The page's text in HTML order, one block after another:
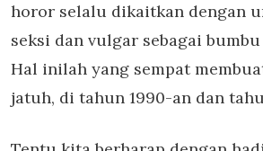
horor selalu dikaitkan dengan
seksi dan vulgar sebagai
Hal inilah yang sempat
jatuh, di tahun 1990-an dan